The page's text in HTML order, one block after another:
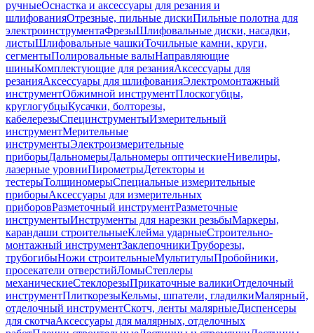
ручныеОснастка и аксессуары для резания и
шлифованияОтрезные, пильные дискиПильные полотна для
электроинструментаФрезыШлифовальные диски, насадки,
листыШлифовальные чашкиТочильные камни, круги,
сегментыПолировальные валыНаправляющие
шиныКомплектующие для резанияАксессуары для
резанияАксессуары для шлифованияЭлектромонтажный
инструментОбжимной инструментПлоскогубцы,
круглогубцыКусачки, болторезы,
кабелерезыСпецинструментыИзмерительный
инструментМерительные
инструментыЭлектроизмерительные
приборыДальномерыДальномеры оптическиеНивелиры,
лазерные уровниПирометрыДетекторы и
тестерыТолщиномерыСпециальные измерительные
приборыАксессуары для измерительных
приборовРазметочный инструментРазметочные
инструментыИнструменты для нарезки резьбыМаркеры,
карандаши строительныеКлейма ударныеСтроительно-
монтажный инструментЗаклепочникиТруборезы,
трубогибыНожи строительныеМультитулыПробойники,
просекатели отверстийЛомыСтеплеры
механическиеСтеклорезыПрикаточные валикиОтделочный
инструментПлиткорезыКельмы, шпатели, гладилкиМалярный,
отделочный инструментСкотч, ленты малярныеДиспенсеры
для скотчаАксессуары для малярных, отделочных